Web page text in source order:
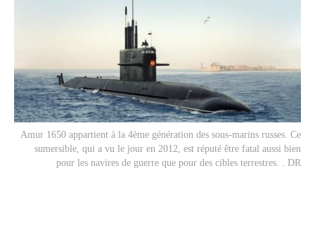
Amur 1650 appartient à la 4ème génération des sous-marins russes. Ce
sumersible, qui a vu le jour en 2012, est réputé être fatal aussi bien
pour les navires de guerre que pour des cibles terrestres. . DR